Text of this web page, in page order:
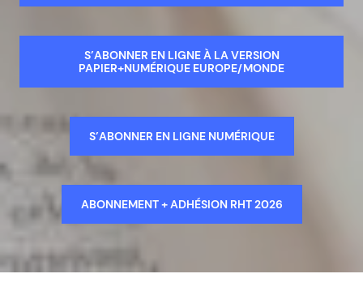
S’ABONNER EN LIGNE À LA VERSION
PAPIER+NUMÉRIQUE EUROPE/MONDE
S’ABONNER EN LIGNE NUMÉRIQUE
ABONNEMENT + ADHÉSION RHT 2026